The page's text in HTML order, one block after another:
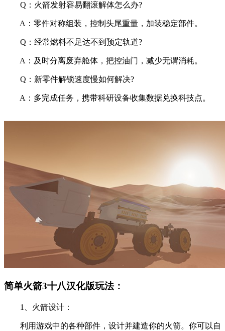
Q：火箭发射容易翻滚解体怎么办?
A：零件对称组装，控制头尾重量，加装稳定部件。
Q：经常燃料不足达不到预定轨道?
A：及时分离废弃舱体，把控油门，减少无谓消耗。
Q：新零件解锁速度慢如何解决?
A：多完成任务，携带科研设备收集数据兑换科技点。
简单火箭3十八汉化版玩法：
1、火箭设计：
利用游戏中的各种部件，设计并建造你的火箭。你可以自